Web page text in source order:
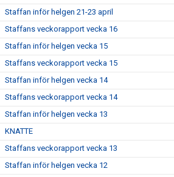
Staffan inför helgen 21-23 april
Staffans veckorapport vecka 16
Staffan inför helgen vecka 15
Staffans veckorapport vecka 15
Staffan inför helgen vecka 14
Staffans veckorapport vecka 14
Staffan inför helgen vecka 13
KNATTE
Staffans veckorapport vecka 13
Staffan inför helgen vecka 12